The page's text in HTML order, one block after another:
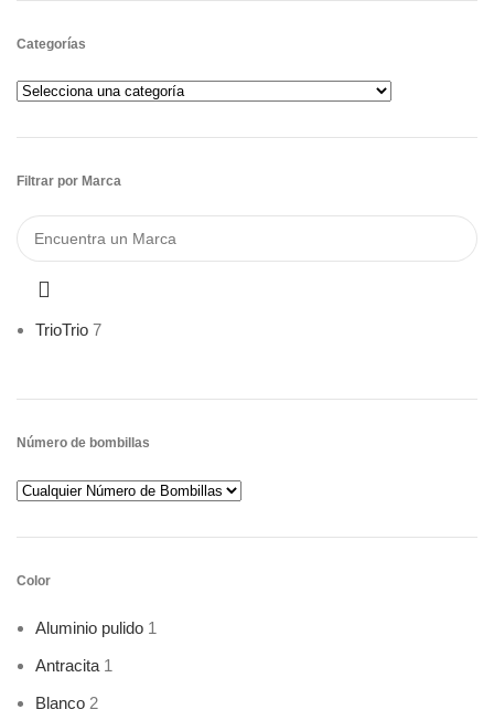
Categorías
Filtrar por Marca
TrioTrio 7
Número de bombillas
Color
Aluminio pulido 1
Antracita 1
Blanco 2